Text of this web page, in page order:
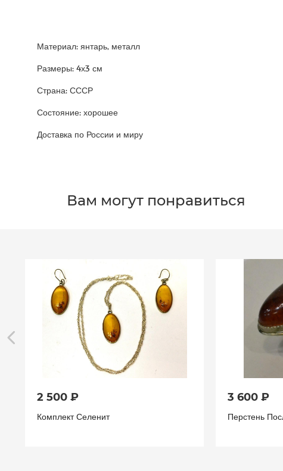
Материал: янтарь, металл
Размеры: 4х3 см
Страна: СССР
Состояние: хорошее
Доставка по России и миру
Вам могут понравиться
2 500 ₽
Комплект Селенит
3 600 ₽
Перстень